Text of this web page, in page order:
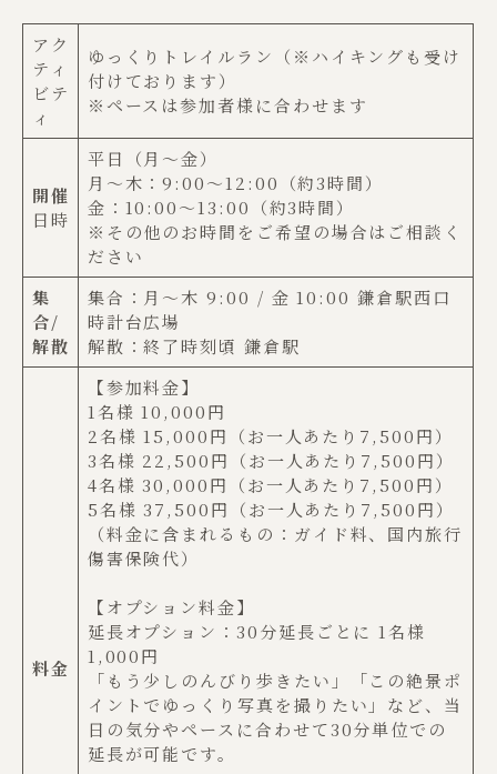
アク
ティ
ビテ
ィ
ゆっくりトレイルラン（※ハイキングも受け
付けております）
※ペースは参加者様に合わせます
開催
日時
平日（月〜金）
月～木：9:00〜12:00（約3時間）
金：10:00～13:00（約3時間）
※その他のお時間をご希望の場合はご相談く
ださい
集
合/
解散
集合：月〜木 9:00 / 金 10:00 鎌倉駅西口
時計台広場
解散：終了時刻頃 鎌倉駅
料金
【参加料金】
1名様 10,000円
2名様 15,000円（お一人あたり7,500円）
3名様 22,500円（お一人あたり7,500円）
4名様 30,000円（お一人あたり7,500円）
5名様 37,500円（お一人あたり7,500円）
（料金に含まれるもの：ガイド料、国内旅行
傷害保険代）
【オプション料金】
延長オプション：30分延長ごとに 1名様
1,000円
「もう少しのんびり歩きたい」「この絶景ポ
イントでゆっくり写真を撮りたい」など、当
日の気分やペースに合わせて30分単位での
延長が可能です。